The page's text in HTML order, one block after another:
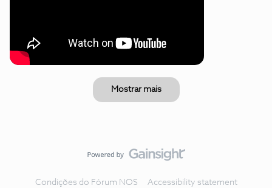
Mostrar mais
Condições do Fórum NOS Accessibility statement